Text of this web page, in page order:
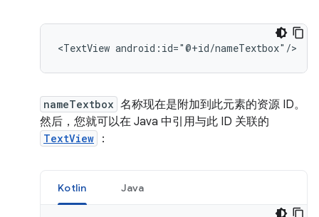
<TextView android:id="@+id/nameTextbox"/>
nameTextbox 名称现在是附加到此元素的资源 ID。
然后，您就可以在 Java 中引用与此 ID 关联的
TextView ：
Kotlin Java